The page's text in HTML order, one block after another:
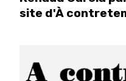
site d'À